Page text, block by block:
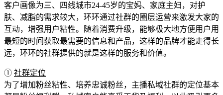
客户画像为三、四线城市24-45岁的宝妈、家庭主妇，对护
肤、减脂的需求较大，环环通过社群的圈层运营来激发大家的
互动，增强用户粘性。随着消费升级，能够极大地方便用户用
最短的时间获取最需要的信息和产品，这样的品牌才能走得长
远，环环的社群提供的就是这样的服务和价值。
① 社群定位
为了增加粉丝粘性、培养忠诚粉丝，主播私域社群的定位基本